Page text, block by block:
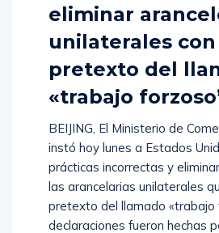
eliminar
unilaterales con
pretexto del
«trabajo
BEIJING, El Ministerio de
instó hoy lunes a Estados
prácticas incorrectas y
las arancelarias unilaterales
pretexto del llamado «trabajo
declaraciones fueron hechas